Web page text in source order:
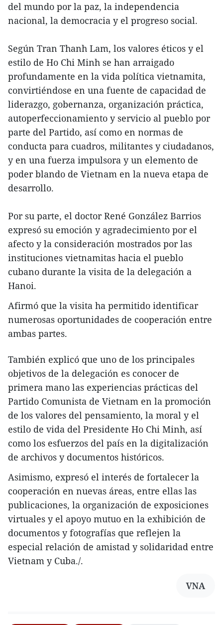
del mundo por la paz, la independencia
nacional, la democracia y el progreso social.
Según Tran Thanh Lam, los valores éticos y el
estilo de Ho Chi Minh se han arraigado
profundamente en la vida política vietnamita,
convirtiéndose en una fuente de capacidad de
liderazgo, gobernanza, organización práctica,
autoperfeccionamiento y servicio al pueblo por
parte del Partido, así como en normas de
conducta para cuadros, militantes y ciudadanos,
y en una fuerza impulsora y un elemento de
poder blando de Vietnam en la nueva etapa de
desarrollo.
Por su parte, el doctor René González Barrios
expresó su emoción y agradecimiento por el
afecto y la consideración mostrados por las
instituciones vietnamitas hacia el pueblo
cubano durante la visita de la delegación a
Hanoi.
Afirmó que la visita ha permitido identificar
numerosas oportunidades de cooperación entre
ambas partes.
También explicó que uno de los principales
objetivos de la delegación es conocer de
primera mano las experiencias prácticas del
Partido Comunista de Vietnam en la promoción
de los valores del pensamiento, la moral y el
estilo de vida del Presidente Ho Chi Minh, así
como los esfuerzos del país en la digitalización
de archivos y documentos históricos.
Asimismo, expresó el interés de fortalecer la
cooperación en nuevas áreas, entre ellas las
publicaciones, la organización de exposiciones
virtuales y el apoyo mutuo en la exhibición de
documentos y fotografías que reflejen la
especial relación de amistad y solidaridad entre
Vietnam y Cuba./.
VNA